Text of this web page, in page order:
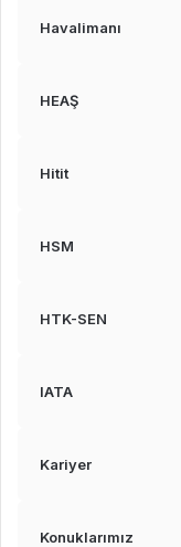
Havalimanı
HEAŞ
Hitit
HSM
HTK-SEN
IATA
Kariyer
Konuklarımız